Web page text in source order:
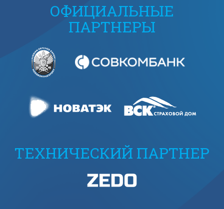
ОФИЦИАЛЬНЫЕ
ПАРТНЕРЫ
ТЕХНИЧЕСКИЙ ПАРТНЕР